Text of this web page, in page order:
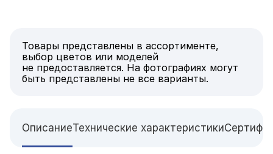
Товары представлены в ассортименте,
выбор цветов или моделей
не предоставляется. На фотографиях могут
быть представлены не все варианты.
ОписаниеТехнические характеристики